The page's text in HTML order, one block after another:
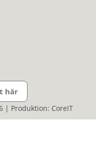
här
| Produktion: CoreIT